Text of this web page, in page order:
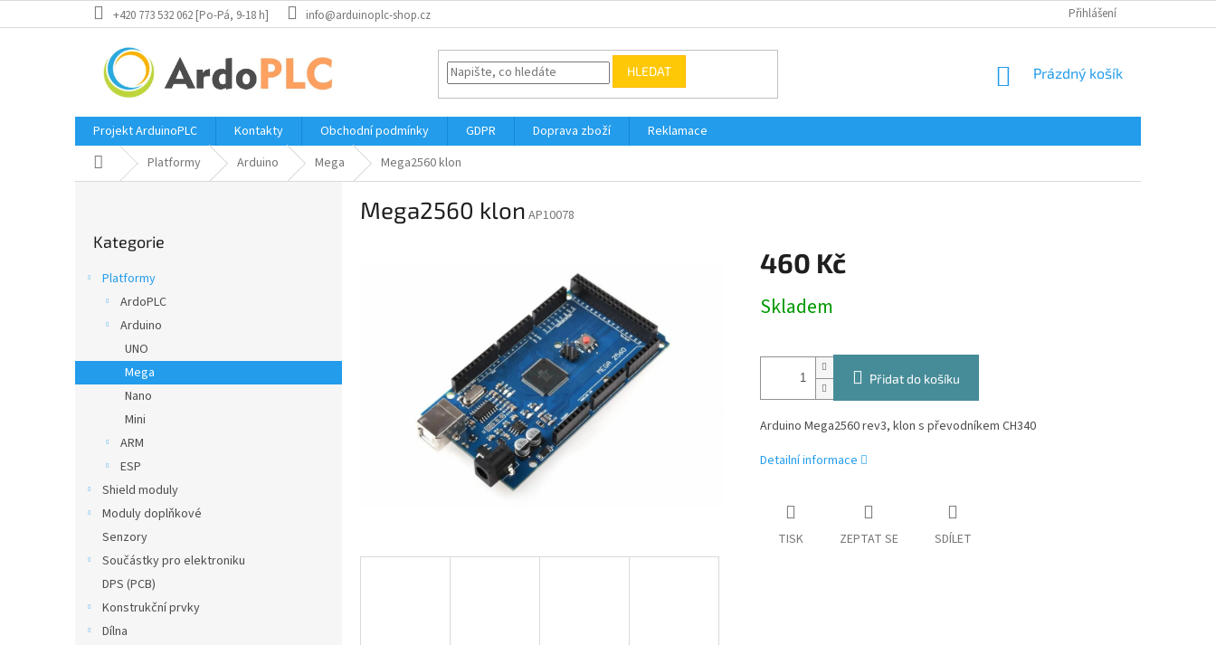
na
+420 773 532 062 [Po-Pá, 9-18 h] info@arduinoplc-shop.cz Přihlášení
HLEDAT
NÁKUPNÍ
Prázdný košík
Projekt ArduinoPLC Kontakty Obchodní podmínky GDPR Doprava zboží
Reklamace
Domů Platformy Arduino Mega Mega2560 klon
a
kategorie
Kategorie
Platformy
ArdoPLC
Arduino
UNO
Mega
Nano
Mini
ARM
ESP
Shield moduly
Moduly doplňkové
Senzory
Součástky pro elektroniku
DPS (PCB)
Konstrukční prvky
Dílna
Mega2560 klon AP10078
460 Kč
cena:
Skladem
Přidat do košíku
Arduino Mega2560 rev3, klon s převodníkem CH340
Detailní informace
TISK ZEPTAT SE SDÍLET